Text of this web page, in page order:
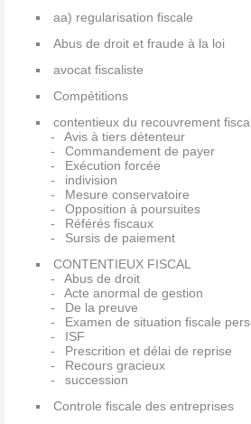
aa) regularisation fiscale
Abus de droit et fraude à la loi
avocat fiscaliste
Compétitions
contentieux du recouvrement fiscal
Avis à tiers détenteur
Commandement de payer
Exécution forcée
indivision
Mesure conservatoire
Opposition à poursuites
Référés fiscaux
Sursis de paiement
CONTENTIEUX FISCAL
Abus de droit
Acte anormal de gestion
De la preuve
Examen de situation fiscale
ISF
Prescrition et délai de reprise
Recours gracieux
succession
Controle fiscale des entreprises